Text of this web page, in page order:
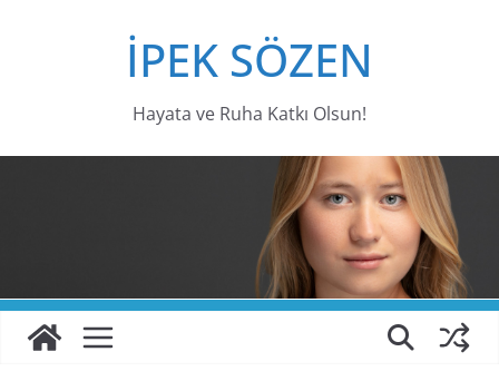
İPEK SÖZEN
Hayata ve Ruha Katkı Olsun!